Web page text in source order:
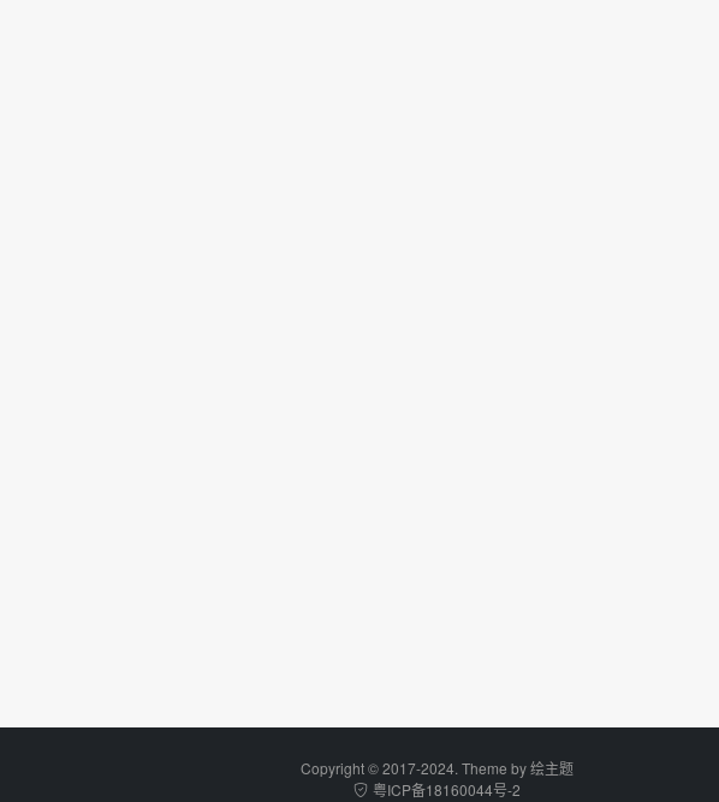
Copyright © 2017-2024. Theme by绘主题
粤ICP备18160044号-2